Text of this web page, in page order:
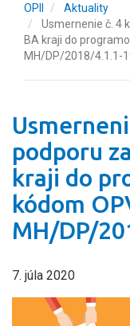
OPII
Aktuality
Usmernenie č. 4
BA kraji do
MH/DP/2018/4.1.1-
podporu
kraji do
kódom
MH/DP/
7. júla 2020